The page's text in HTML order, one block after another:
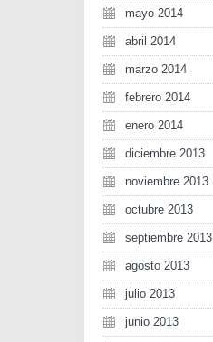
mayo 2014
abril 2014
marzo 2014
febrero 2014
enero 2014
diciembre 2013
noviembre 2013
octubre 2013
septiembre 2013
agosto 2013
julio 2013
junio 2013